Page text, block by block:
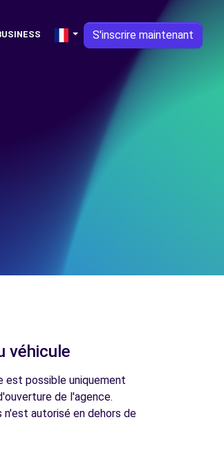
S'inscrire maintenant
véhicule
est possible uniquement
de l'agence.
autorisé en dehors de